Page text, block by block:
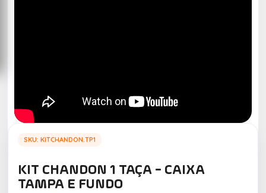
SKU: KITCHANDON.TP1
KIT CHANDON 1 TAÇA - CAIXA
TAMPA E FUNDO